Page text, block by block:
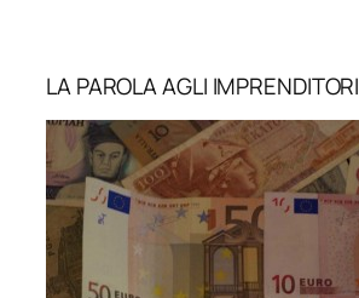
LA PAROLA AGLI IMPRENDITORI